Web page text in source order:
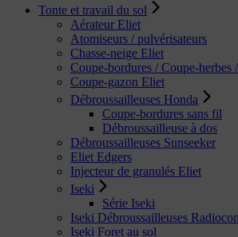
Tonte et travail du sol
Aérateur Eliet
Atomiseurs / pulvérisateurs
Chasse-neige Eliet
Coupe-bordures / Coupe-herbes
Coupe-gazon Eliet
Débroussailleuses Honda
Coupe-bordures sans fil
Débroussailleuse à dos
Débroussailleuses Sunseeker
Eliet Edgers
Injecteur de granulés Eliet
Iseki
Série Iseki
Iseki Débroussailleuses
Iseki Foret au sol